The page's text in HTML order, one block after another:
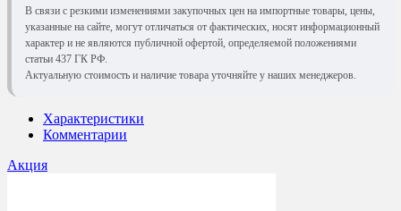
В связи с резкими изменениями закупочных цен на импортные товары, цены,
указанные на сайте, могут отличаться от фактических, носят информационный
характер и не являются публичной офертой, определяемой положениями
статьи 437 ГК РФ.
Актуальную стоимость и наличие товара уточняйте у наших менеджеров.
Характеристики
Комментарии
Акция